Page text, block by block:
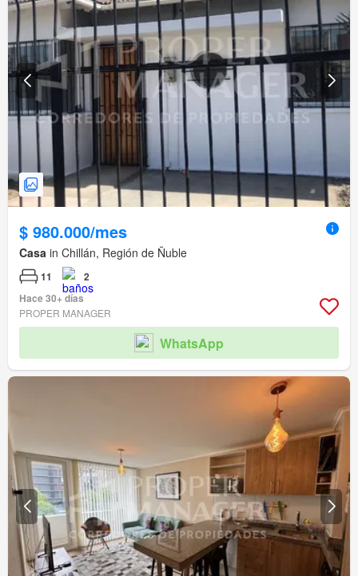
$ 980.000/mes
Casa in Chillán, Región de Ñuble
11
2
Hace 30+ días
PROPER MANAGER
WhatsApp